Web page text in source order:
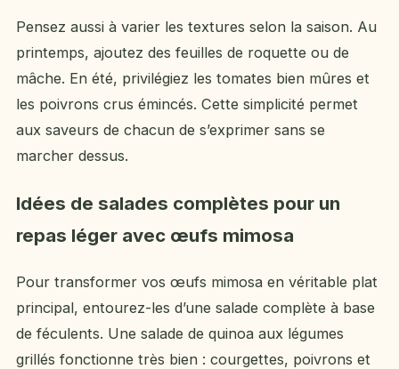
Pensez aussi à varier les textures selon la saison. Au
printemps, ajoutez des feuilles de roquette ou de
mâche. En été, privilégiez les tomates bien mûres et
les poivrons crus émincés. Cette simplicité permet
aux saveurs de chacun de s’exprimer sans se
marcher dessus.
Idées de salades complètes pour un
repas léger avec œufs mimosa
Pour transformer vos œufs mimosa en véritable plat
principal, entourez-les d’une salade complète à base
de féculents. Une salade de quinoa aux légumes
grillés fonctionne très bien : courgettes, poivrons et